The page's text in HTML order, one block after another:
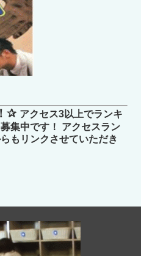
✰ アクセス3以上でランキ
集中です！ アクセスラン
もリンクさせていただき